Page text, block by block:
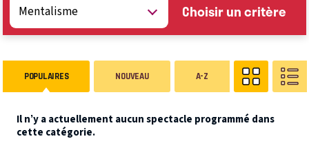
Choisir un critère
POPULAIRES NOUVEAU A-Z
Il n’y a actuellement aucun spectacle programmé dans
cette catégorie.